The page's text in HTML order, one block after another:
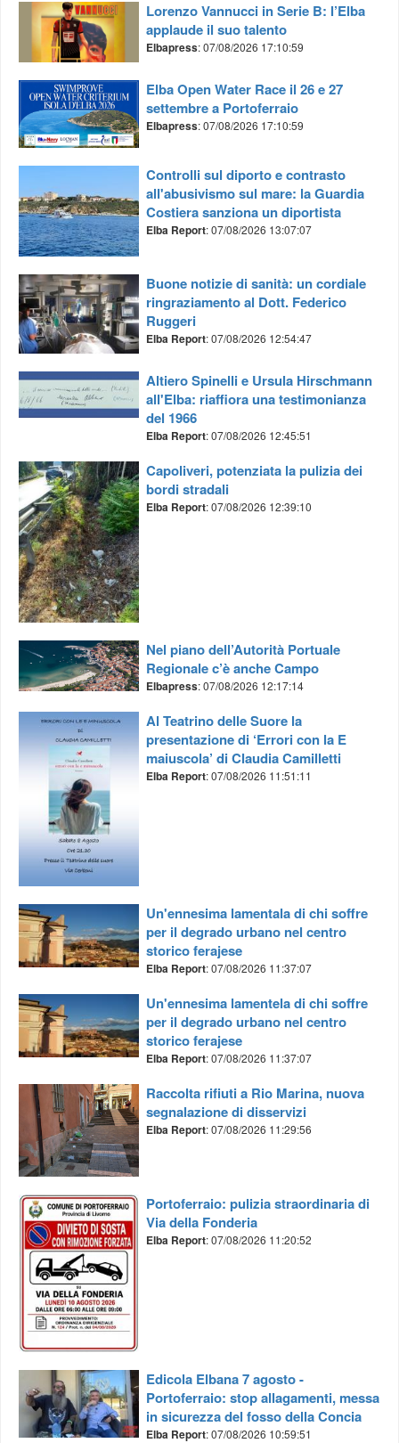
Lorenzo Vannucci in Serie B: l’Elba
applaude il suo talento
Elbapress: 07/08/2026 17:10:59
Elba Open Water Race il 26 e 27
settembre a Portoferraio
Elbapress: 07/08/2026 17:10:59
Controlli sul diporto e contrasto
all'abusivismo sul mare: la Guardia
Costiera sanziona un diportista
Elba Report: 07/08/2026 13:07:07
Buone notizie di sanità: un cordiale
ringraziamento al Dott. Federico
Ruggeri
Elba Report: 07/08/2026 12:54:47
Altiero Spinelli e Ursula Hirschmann
all'Elba: riaffiora una testimonianza
del 1966
Elba Report: 07/08/2026 12:45:51
Capoliveri, potenziata la pulizia dei
bordi stradali
Elba Report: 07/08/2026 12:39:10
Nel piano dell’Autorità Portuale
Regionale c’è anche Campo
Elbapress: 07/08/2026 12:17:14
Al Teatrino delle Suore la
presentazione di ‘Errori con la E
maiuscola’ di Claudia Camilletti
Elba Report: 07/08/2026 11:51:11
Un'ennesima lamentala di chi soffre
per il degrado urbano nel centro
storico ferajese
Elba Report: 07/08/2026 11:37:07
Un'ennesima lamentela di chi soffre
per il degrado urbano nel centro
storico ferajese
Elba Report: 07/08/2026 11:37:07
Raccolta rifiuti a Rio Marina, nuova
segnalazione di disservizi
Elba Report: 07/08/2026 11:29:56
Portoferraio: pulizia straordinaria di
Via della Fonderia
Elba Report: 07/08/2026 11:20:52
Edicola Elbana 7 agosto -
Portoferraio: stop allagamenti, messa
in sicurezza del fosso della Concia
Elba Report: 07/08/2026 10:59:51